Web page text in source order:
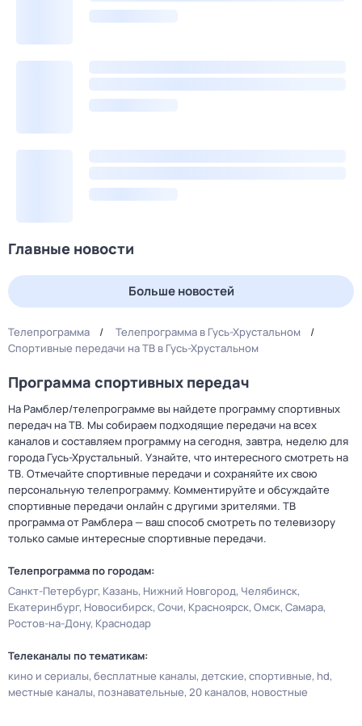
Главные новости
Больше новостей
Телепрограмма
Телепрограмма в Гусь-Хрустальном
Спортивные передачи на ТВ в Гусь-Хрустальном
Программа спортивных передач
На Рамблер/телепрограмме вы найдете программу спортивных
передач на ТВ. Мы собираем подходящие передачи на всех
каналов и составляем программу на сегодня, завтра, неделю для
города Гусь-Хрустальный. Узнайте, что интересного смотреть на
ТВ. Отмечайте спортивные передачи и сохраняйте их свою
персональную телепрограмму. Комментируйте и обсуждайте
спортивные передачи онлайн с другими зрителями. ТВ
программа от Рамблера — ваш способ смотреть по телевизору
только самые интересные спортивные передачи.
Телепрограмма по городам:
Санкт-Петербург Казань Нижний Новгород Челябинск
Екатеринбург Новосибирск Сочи Красноярск Омск Самара
Ростов-на-Дону Краснодар
Телеканалы по тематикам:
кино и сериалы бесплатные каналы детские спортивные hd
местные каналы познавательные 20 каналов новостные